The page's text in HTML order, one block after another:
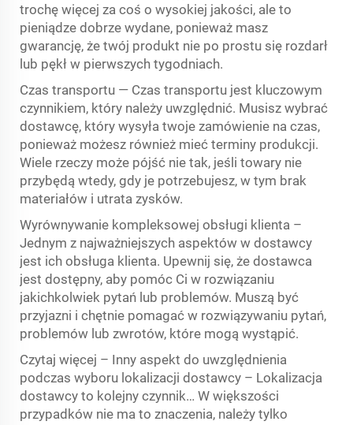
trochę więcej za coś o wysokiej jakości, ale to
pieniądze dobrze wydane, ponieważ masz
gwarancję, że twój produkt nie po prostu się rozdarł
lub pękł w pierwszych tygodniach.
Czas transportu — Czas transportu jest kluczowym
czynnikiem, który należy uwzględnić. Musisz wybrać
dostawcę, który wysyła twoje zamówienie na czas,
ponieważ możesz również mieć terminy produkcji.
Wiele rzeczy może pójść nie tak, jeśli towary nie
przybędą wtedy, gdy je potrzebujesz, w tym brak
materiałów i utrata zysków.
Wyrównywanie kompleksowej obsługi klienta –
Jednym z najważniejszych aspektów w dostawcy
jest ich obsługa klienta. Upewnij się, że dostawca
jest dostępny, aby pomóc Ci w rozwiązaniu
jakichkolwiek pytań lub problemów. Muszą być
przyjazni i chętnie pomagać w rozwiązywaniu pytań,
problemów lub zwrotów, które mogą wystąpić.
Czytaj więcej – Inny aspekt do uwzględnienia
podczas wyboru lokalizacji dostawcy – Lokalizacja
dostawcy to kolejny czynnik… W większości
przypadków nie ma to znaczenia, należy tylko